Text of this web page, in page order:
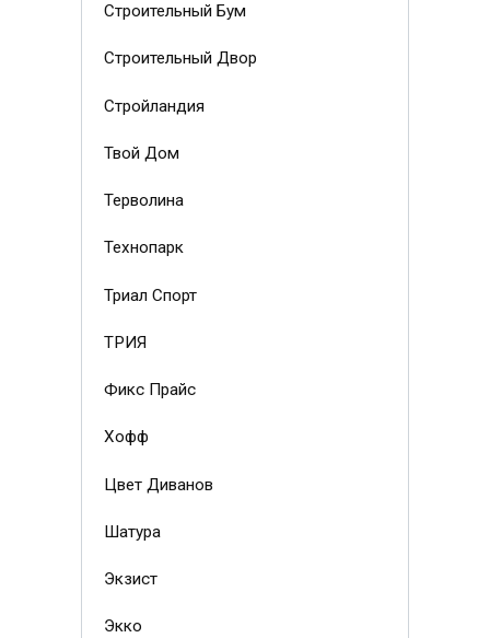
Строительный Бум
Строительный Двор
Стройландия
Твой Дом
Терволина
Технопарк
Триал Спорт
ТРИЯ
Фикс Прайс
Хофф
Цвет Диванов
Шатура
Экзист
Экко